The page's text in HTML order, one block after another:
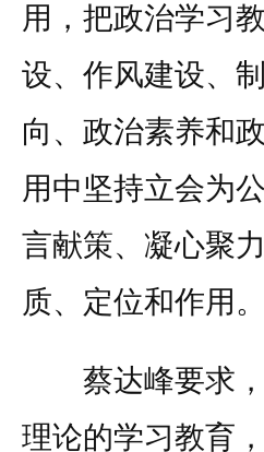
用，把政治学习
设、作风建设、
向、政治素养和
用中坚持立会为
言献策、凝心聚
质、定位和作用。
蔡达峰要求，
理论的学习教育